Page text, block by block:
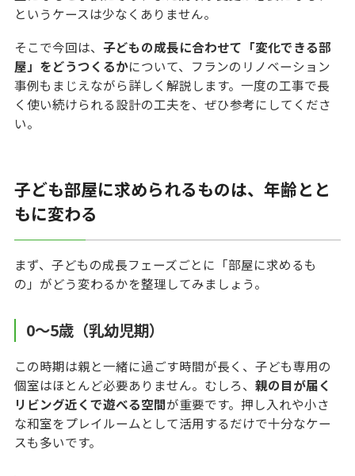
というケースは少なくありません。
そこで今回は、 子どもの成長に合わせて「変化できる部
屋」をどうつくるかについて、フランのリノベーション
事例もまじえながら詳しく解説します。一度の工事で長
く使い続けられる設計の工夫を、ぜひ参考にしてくださ
い。
子ども部屋に求められるものは、年齢とと
もに変わる
まず、子どもの成長フェーズごとに「部屋に求めるも
の」がどう変わるかを整理してみましょう。
0〜5歳（乳幼児期）
この時期は親と一緒に過ごす時間が長く、子ども専用の
個室はほとんど必要ありません。むしろ、 親の目が届く
リビング近くで遊べる空間が重要です。押し入れや小さ
な和室をプレイルームとして活用するだけで十分なケー
スも多いです。